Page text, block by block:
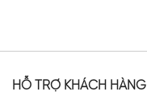
HỖ TRỢ KHÁCH HÀNG